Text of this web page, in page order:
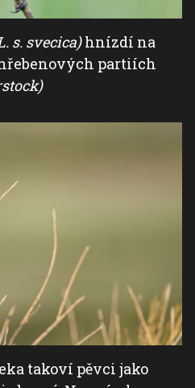
s. svecica)hnízdí na
partiích
takoví pěvci jako